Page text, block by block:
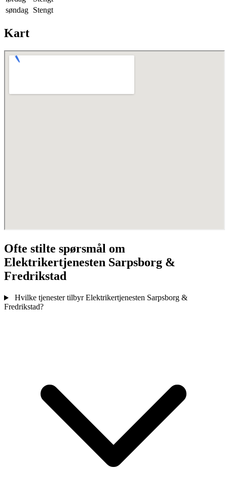
søndag Stengt
Kart
Ofte stilte spørsmål om
Elektrikertjenesten Sarpsborg &
Fredrikstad
Hvilke tjenester tilbyr Elektrikertjenesten Sarpsborg &
Fredrikstad?